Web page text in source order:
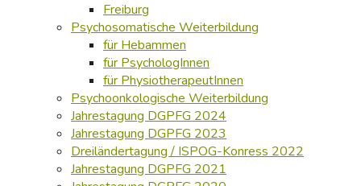
Freiburg
Psychosomatische Weiterbildung
für Hebammen
für PsychologInnen
für PhysiotherapeutInnen
Psychoonkologische Weiterbildung
Jahrestagung DGPFG 2024
Jahrestagung DGPFG 2023
Dreiländertagung / ISPOG-Konress 2022
Jahrestagung DGPFG 2021